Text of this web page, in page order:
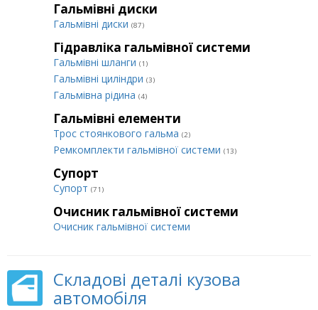
Гальмівні диски
Гальмівні диски (87)
Гідравліка гальмівної системи
Гальмівні шланги (1)
Гальмівні циліндри (3)
Гальмівна рідина (4)
Гальмівні елементи
Трос стоянкового гальма (2)
Ремкомплекти гальмівної системи (13)
Супорт
Супорт (71)
Очисник гальмівної системи
Очисник гальмівної системи
Складові деталі кузова
автомобіля